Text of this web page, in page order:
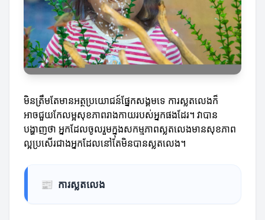
មិនត្រឹមតែមានអត្ថប្រយោជន៍ផ្នែកសង្គមទេ ការស្លតលេងក៏
អាចជួយកែលម្អសុខភាពរាងកាយរបស់អ្នកផងដែរ។ វាបាន
បង្ហាញថា អ្នកដែលចូលរួមក្នុងសកម្មភាពស្លតលេងមានសុខភាព
ល្អប្រសើរជាងអ្នកដែលនៅតែមិនបានស្លតលេង។
📰 ការស្លតលេង